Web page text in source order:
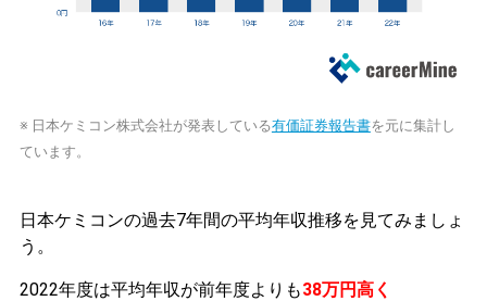
※ 日本ケミコン株式会社が発表している有価証券報告書を元に集計し
ています。
日本ケミコンの過去7年間の平均年収推移を見てみましょ
う。
2022年度は平均年収が前年度よりも38万円高く